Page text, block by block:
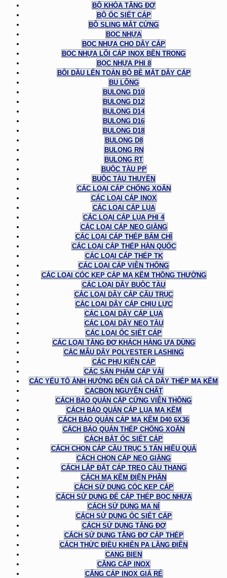
BỘ KHÓA TĂNG ĐƠ
BỘ ỐC SIẾT CÁP
BỘ SLING MẮT CỨNG
BỌC NHỰA
BỌC NHỰA CHO DÂY CÁP
BỌC NHỰA LÕI CÁP INOX BÊN TRONG
BỌC NHỰA PHI 8
BÔI DẦU LÊN TOÀN BỘ BỀ MẶT DÂY CÁP
BU LÔNG
BULONG D10
BULONG D12
BULONG D14
BULONG D16
BULONG D18
BULONG D8
BULONG RN
BULONG RT
BUỘC TÀU PP
BUỘC TÀU THUYỀN
CÁC LOẠI CÁP CHỐNG XOẮN
CÁC LOẠI CÁP INOX
CÁC LOẠI CÁP LỤA
CÁC LOẠI CÁP LỤA PHI 4
CÁC LOẠI CÁP NEO GIẰNG
CÁC LOẠI CÁP THÉP BẤM CHÌ
CÁC LOẠI CÁP THÉP HÀN QUỐC
CÁC LOẠI CÁP THÉP TK
CÁC LOẠI CÁP VIỄN THÔNG
CÁC LOẠI CÓC KẸP CÁP MẠ KẼM THÔNG THƯỜNG
CÁC LOẠI DÂY BUỘC TÀU
CÁC LOẠI DÂY CÁP CẨU TRỤC
CÁC LOẠI DÂY CÁP CHỊU LỰC
CÁC LOẠI DÂY CÁP LỤA
CÁC LOẠI DÂY NEO TÀU
CÁC LOẠI ỐC SIẾT CÁP
CÁC LOẠI TĂNG ĐƠ KHÁCH HÀNG ƯA DÙNG
CÁC MẪU DÂY POLYESTER LASHING
CÁC PHỤ KIỆN CÁP
CÁC SẢN PHẨM CÁP VẢI
CÁC YẾU TỐ ẢNH HƯỞNG ĐẾN GIÁ CẢ DÂY THÉP MẠ KẼM
CACBON NGUYÊN CHẤT
CÁCH BẢO QUẢN CÁP CỨNG VIỄN THÔNG
CÁCH BẢO QUẢN CÁP LỤA MẠ KẼM
CÁCH BẢO QUẢN CÁP MẠ KẼM D40 6X36
CÁCH BẢO QUẢN THÉP CHỐNG XOẮN
CÁCH BẮT ỐC SIẾT CÁP
CÁCH CHỌN CÁP CẦU TRỤC 5 TẤN HIỆU QUẢ
CÁCH CHỌN CÁP NEO GIẰNG
CÁCH LẮP ĐẶT CÁP TREO CẦU THANG
CÁCH MẠ KẼM ĐIỆN PHÂN
CÁCH SỬ DỤNG CÓC KẸP CÁP
CÁCH SỬ DỤNG ĐỂ CÁP THÉP BỌC NHỰA
CÁCH SỬ DỤNG MA NÍ
CÁCH SỬ DỤNG ỐC SIẾT CÁP
CÁCH SỬ DỤNG TĂNG ĐƠ
CÁCH SỬ DỤNG TĂNG ĐƠ CÁP THÉP
CÁCH THỨC ĐIỀU KHIỂN PA LĂNG ĐIỆN
CANG BIEN
CĂNG CÁP INOX
CĂNG CÁP INOX GIÁ RẺ